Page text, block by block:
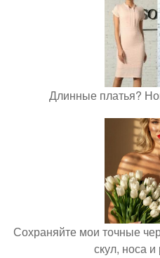
Длинные платья?
Сохраняйте мои точные
скул, носа и